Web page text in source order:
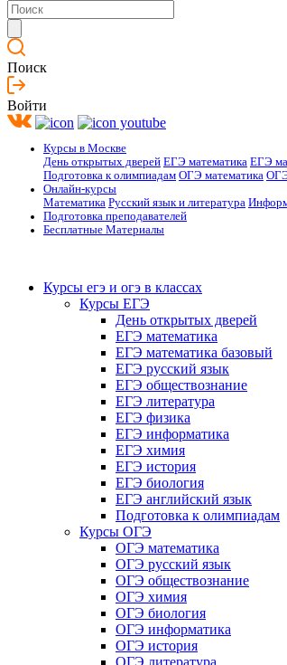
Поиск
Войти
Курсы в Москве
День открытых дверей ЕГЭ математика ЕГЭ
Подготовка к олимпиадам ОГЭ математика
Онлайн-курсы
Математика Русский язык и литература
Подготовка преподавателей
Бесплатные Материалы
Курсы егэ и огэ в классах
Курсы ЕГЭ
День открытых дверей
ЕГЭ математика
ЕГЭ математика базовый
ЕГЭ русский язык
ЕГЭ обществознание
ЕГЭ литература
ЕГЭ физика
ЕГЭ информатика
ЕГЭ химия
ЕГЭ история
ЕГЭ биология
ЕГЭ английский язык
Подготовка к олимпиадам
Курсы ОГЭ
ОГЭ математика
ОГЭ русский язык
ОГЭ обществознание
ОГЭ химия
ОГЭ биология
ОГЭ информатика
ОГЭ история